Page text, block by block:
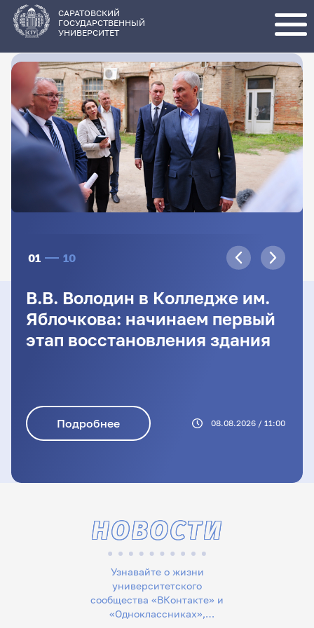
основному
содержанию
САРАТОВСКИЙ
ГОСУДАРСТВЕННЫЙ
УНИВЕРСИТЕТ
01 10
В.В. Володин в Колледже им.
Яблочкова: начинаем первый
этап восстановления здания
Подробнее 08.08.2026 / 11:00
Узнавайте о жизни
университетского
сообщества «ВКонтакте» и
«Одноклассниках»,
НОВОСТИ